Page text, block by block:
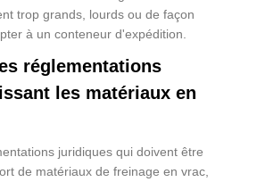
trop grands, lourds ou de façon
à un conteneur d'expédition.
réglementations
les matériaux en
juridiques qui doivent être
de matériaux de freinage en vrac,